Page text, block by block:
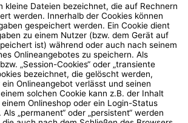
kleine Dateien bezeichnet, die auf Rechnern
werden. Innerhalb der Cookies können
gespeichert werden. Ein Cookie dient
zu einem Nutzer (bzw. dem Gerät auf
ist) während oder auch nach seinem
Onlineangebotes zu speichern. Als
„Session-Cookies“ oder „transiente
bezeichnet, die gelöscht werden,
Onlineangebot verlässt und seinen
solchen Cookie kann z.B. der Inhalt
Onlineshop oder ein Login-Status
„permanent“ oder „persistent“ werden